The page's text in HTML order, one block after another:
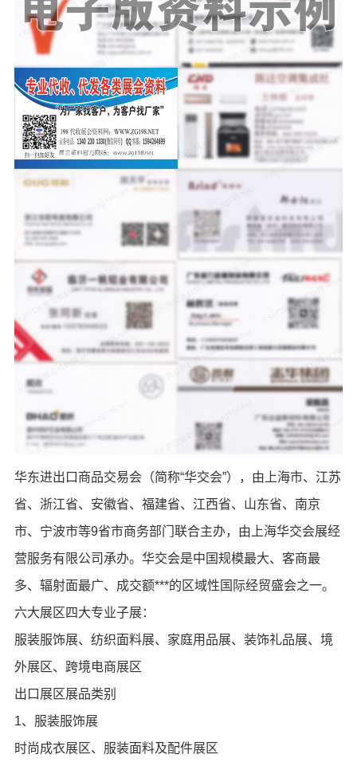
华东进出口商品交易会（简称“华交会”），由上海市、江苏
省、浙江省、安徽省、福建省、江西省、山东省、南京
市、宁波市等9省市商务部门联合主办，由上海华交会展经
营服务有限公司承办。华交会是中国规模最大、客商最
多、辐射面最广、成交额***的区域性国际经贸盛会之一。
六大展区四大专业子展：
服装服饰展、纺织面料展、家庭用品展、装饰礼品展、境
外展区、跨境电商展区
出口展区展品类别
1、服装服饰展
时尚成衣展区、服装面料及配件展区